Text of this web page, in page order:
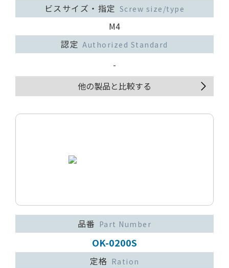
ビスサイズ・指定 Screw size/type
M4
認定 Authorized Standard
-
他の製品と比較する
品番 Part Number
OK-0200S
定格 Ration